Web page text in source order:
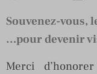
Souvenez-vous,
…pour devenir
Merci